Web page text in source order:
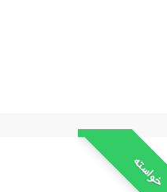
خواسته